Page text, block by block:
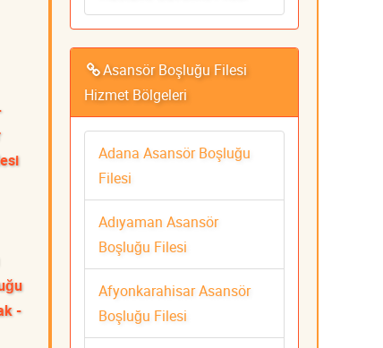
-
Asansör Boşluğu Filesi
Hizmet Bölgeleri
Adana Asansör Boşluğu
Filesi
Adıyaman Asansör
Boşluğu Filesi
Afyonkarahisar Asansör
Boşluğu Filesi